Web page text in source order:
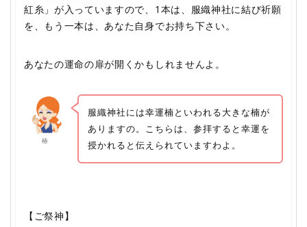
紅糸」が入っていますので、1本は、服織神社に結び祈願
を、もう一本は、あなた自身でお持ち下さい。
あなたの運命の扉が開くかもしれませんよ。
椿
服織神社には幸運楠といわれる大きな楠が
ありますの。こちらは、参拝すると幸運を
授かれると伝えられていますわよ。
【ご祭神】